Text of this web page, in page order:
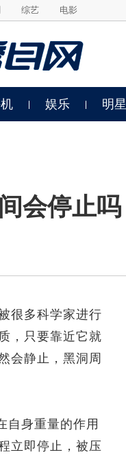
综艺 电影
娱乐 明星
会停止吗
很多科学家进行
，只要靠近它就
会静止，黑洞周
身重量的作用
立即停止，被压